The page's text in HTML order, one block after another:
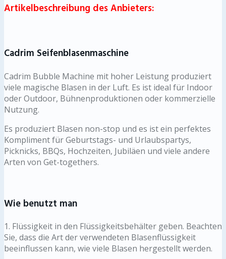
Artikelbeschreibung des Anbieters:
Cadrim Seifenblasenmaschine
Cadrim Bubble Machine mit hoher Leistung produziert
viele magische Blasen in der Luft. Es ist ideal für Indoor
oder Outdoor, Bühnenproduktionen oder kommerzielle
Nutzung.
Es produziert Blasen non-stop und es ist ein perfektes
Kompliment für Geburtstags- und Urlaubspartys,
Picknicks, BBQs, Hochzeiten, Jubiläen und viele andere
Arten von Get-togethers.
Wie benutzt man
1. Flüssigkeit in den Flüssigkeitsbehälter geben. Beachten
Sie, dass die Art der verwendeten Blasenflüssigkeit
beeinflussen kann, wie viele Blasen hergestellt werden.